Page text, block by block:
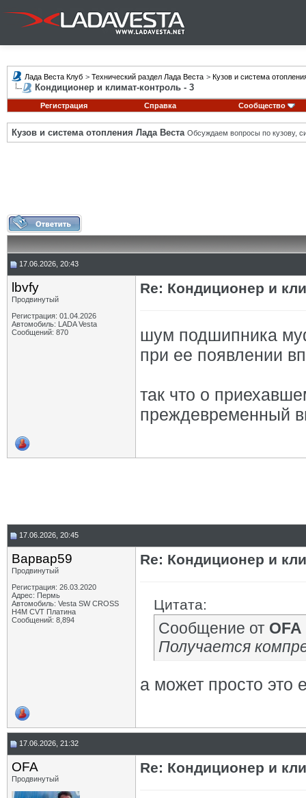
Лада Веста Клуб > Технический раздел Лада Веста > Кузов и система
Кондиционер и климат-контроль - 3
Регистрация Справка Сообщество
Кузов и система отопления Лада Веста Обсуждаем вопросы по кузову,
17.06.2026, 20:43
lbvfy
Продвинутый
Регистрация: 01.04.2026
Автомобиль: LADA Vesta
Сообщений: 870
Re: Кондиционер и
шум подшипника
при ее появлении
так что о
преждевременный
17.06.2026, 20:45
Варвар59
Продвинутый
Регистрация: 26.03.2020
Адрес: Пермь
Автомобиль: Vesta SW CROSS
H4M CVT Платина
Сообщений: 8,894
Re: Кондиционер и
Цитата:
Сообщение от OFA
Получается
а может просто это
17.06.2026, 21:32
OFA
Продвинутый
Re: Кондиционер и